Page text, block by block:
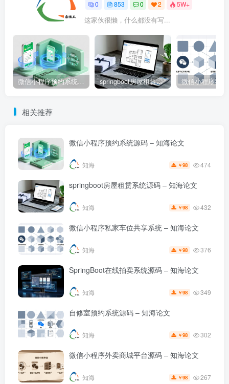
0 853 0 2 5W+
这家伙很懒，什么都没有写...
springboot房屋租赁系统源码 – 知海论文
相关推荐
微信小程序预约系统源码 – 知海论文
知海 ￥98 474
springboot房屋租赁系统源码 – 知海论文
知海 ￥98 432
微信小程序私家车位共享系统 – 知海论文
知海 ￥98 376
SpringBoot在线拍卖系统源码 – 知海论文
知海 ￥98 349
自修室预约系统源码 – 知海论文
知海 ￥98 302
微信小程序外卖商城平台源码 – 知海论文
知海 ￥98 267